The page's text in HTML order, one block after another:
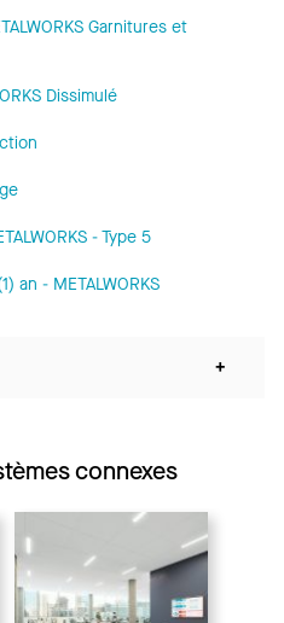
Garnitures et
Dissimulé
- Type 5
an - METALWORKS
+
connexes